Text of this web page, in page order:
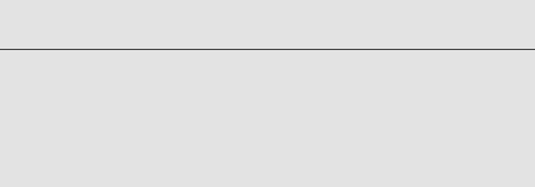
Nosotros te damos mandil (prestado), utensilios,